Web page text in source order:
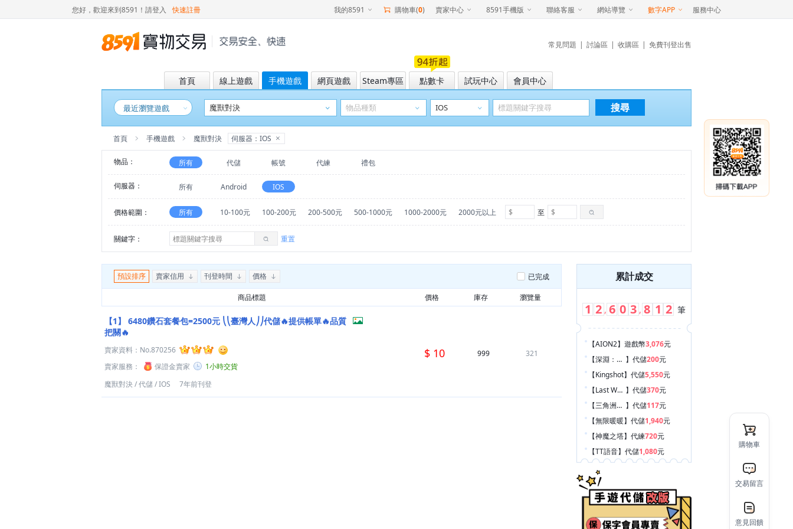
您好，歡迎來到8591！ 請登入 快速註冊 我的8591 購物車(0) 賣家中心 8591手機版 聯絡客服 網站導覽 數字APP 服務中心
常見問題 | 討論區 | 收購區 | 免費刊登出售
首頁 線上遊戲 手機遊戲 網頁遊戲 Steam專區 點數卡 試玩中心 會員中心
最近瀏覽遊戲 搜尋
首頁 手機遊戲 魔獸對決 伺服器：IOS
物品： 所有 代儲 帳號 代練 禮包
伺服器： 所有 Android IOS
價格範圍： 所有 10-100元 100-200元 200-500元 500-1000元 1000-2000元 2000元以上 至
關鍵字： 重置
預設排序 賣家信用 刊登時間 價格 已完成
商品標題 價格 庫存 瀏覽量
【1】
6480鑽石套餐包=2500元 ⎝⎝臺灣人⎠⎠代儲🔥提供帳單🔥品質
把關🔥
賣家資料： No.870256
賣家服務：
保證金賣家
1小時交貨
魔獸對決/代儲/IOS 7年前刊登
$ 10 999 321
累計成交
1 2 , 6 0 3 , 8 1 2 筆
【AION2】 遊戲幣3,076元
【深淵：不滅者 】 代儲200元
【Kingshot】 代儲5,550元
【Last War:Survival Game 】 代儲370元
【三角洲行動 】 代儲117元
【無限暖暖】 代儲1,940元
【神魔之塔】 代練720元
【TT語音】 代儲1,080元
【Roblox】代儲150元
元
購物車
交易留言
意見回饋